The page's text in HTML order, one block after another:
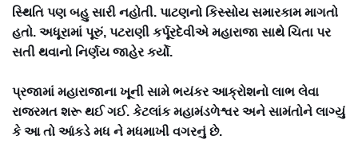
સ્થિતિ પણ બહુ સારી નહોતી. પાટણનો કિસ્સોય સમારકામ માગતો
હતો. અધૂરામાં પૂરું, પટરાણી કર્પૂરદેવીએ મહારાજા સાથે ચિતા પર
સતી થવાનો નિર્ણય જાહેર કર્યો.
પ્રજામાં મહારાજાના ખૂની સામે ભયંકર આક્રોશનો લાભ લેવા
રાજરમત શરૂ થઈ ગઈ. કેટલાંક મહામંડળેશ્વર અને સામંતોને લાગ્યું
કે આ તો આંકડે મધ ને મધમાખી વગરનું છે.